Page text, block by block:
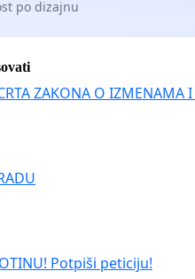
po dizajnu
ZAKONA O
Potpiši peticiju!